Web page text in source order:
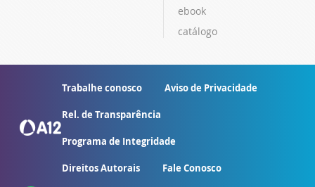
ebook
catálogo
Trabalhe conosco Aviso de Privacidade
Rel. de Transparência
Programa de Integridade
Direitos Autorais Fale Conosco